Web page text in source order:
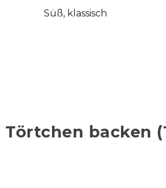
Süß, klassisch
backen